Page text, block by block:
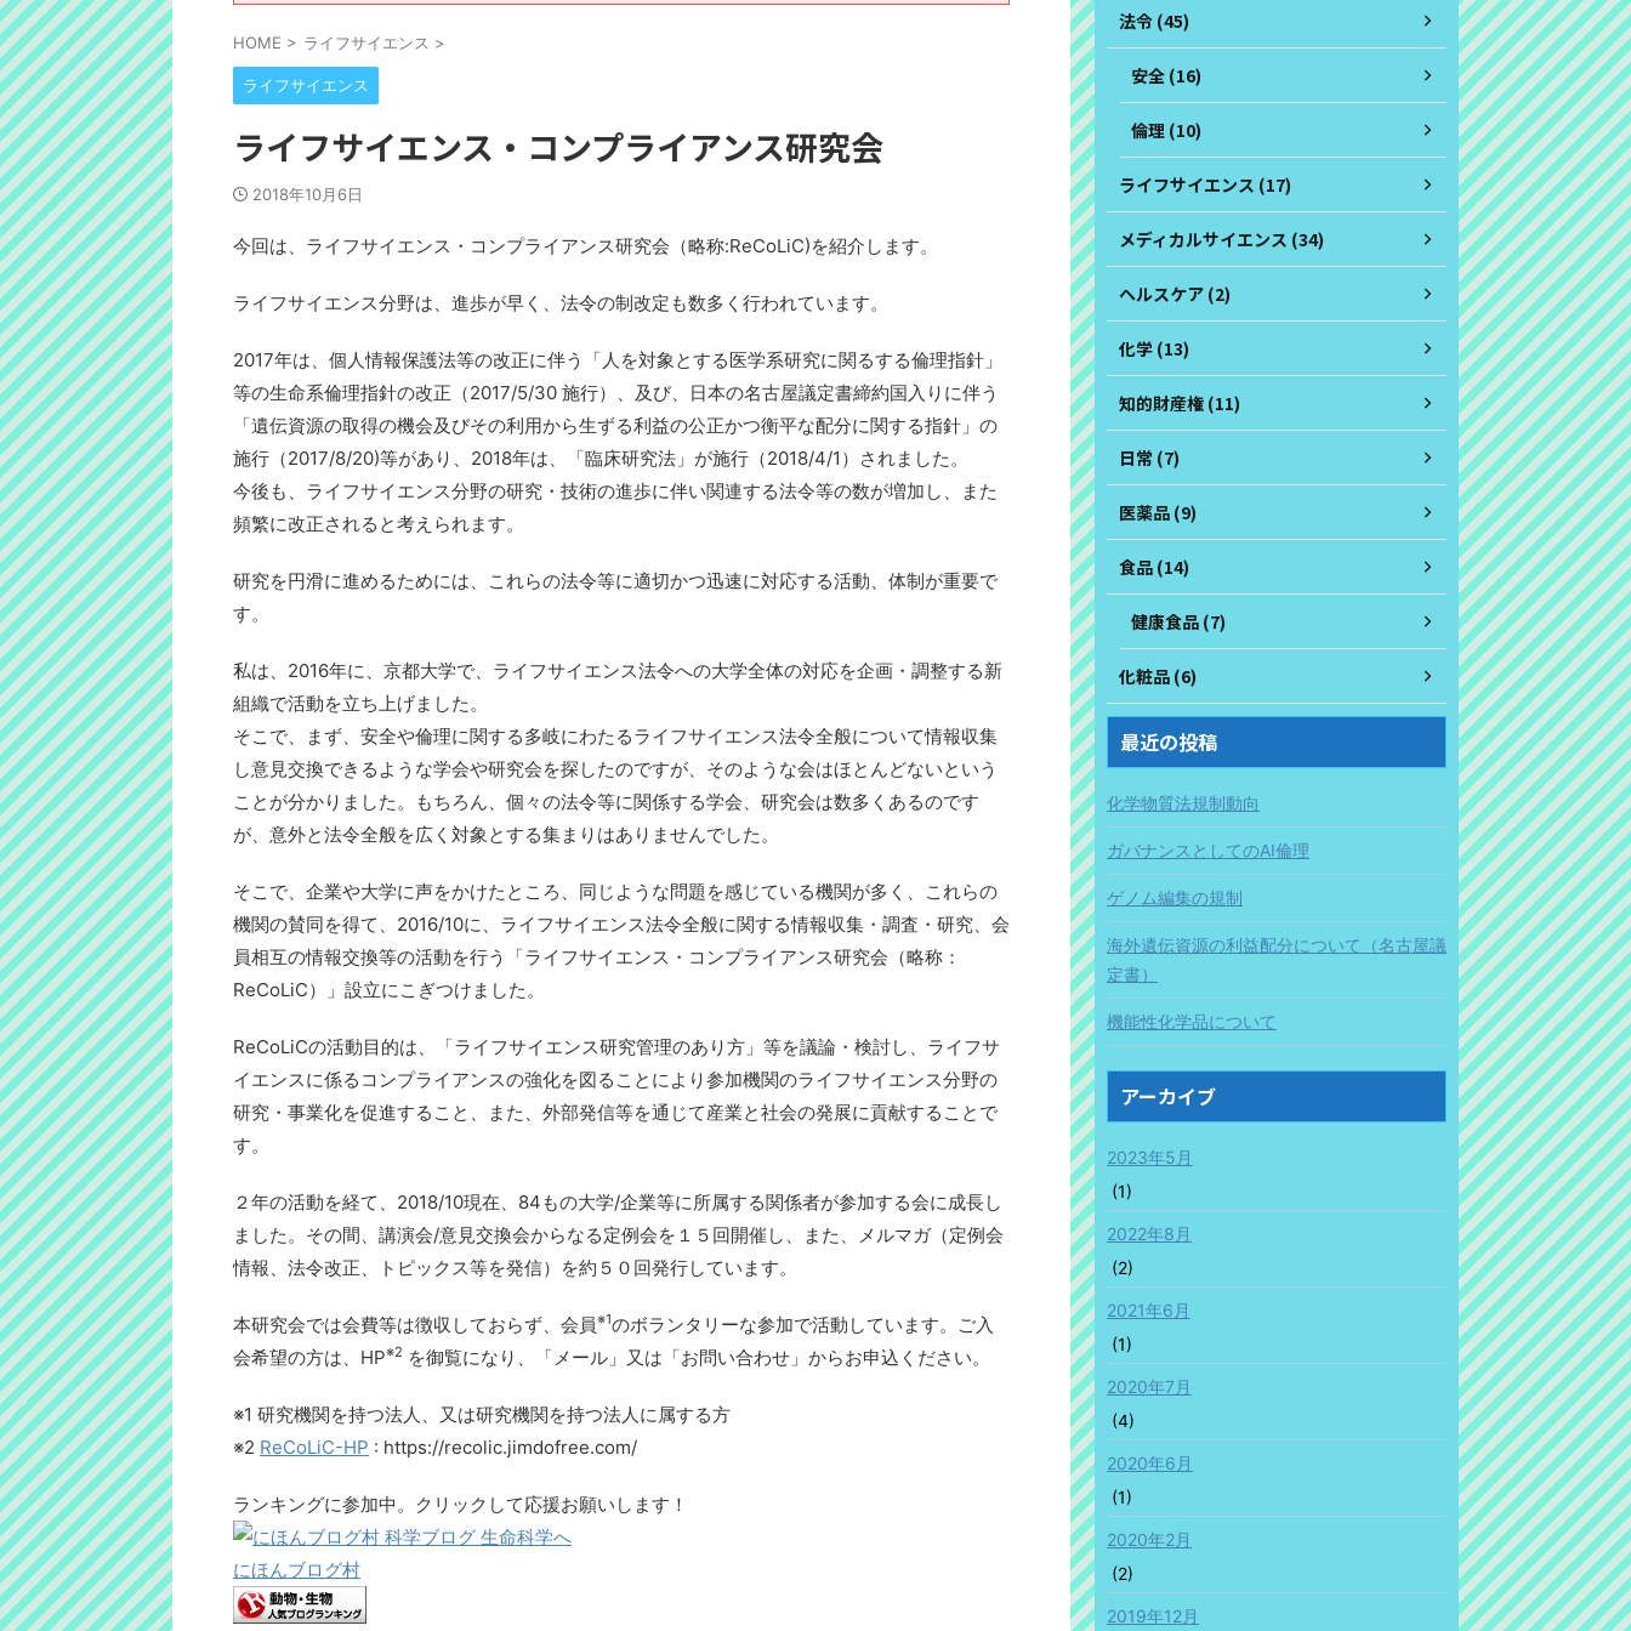
HOME > ライフサイエンス >
ライフサイエンス
ライフサイエンス・コンプライアンス研究会
2018年10月6日
今回は、ライフサイエンス・コンプライアンス研究会（略称:ReCoLiC)を紹介します。
ライフサイエンス分野は、進歩が早く、法令の制改定も数多く行われています。
2017年は、個人情報保護法等の改正に伴う「人を対象とする医学系研究に関るする倫理指針」
等の生命系倫理指針の改正（2017/5/30 施行）、及び、日本の名古屋議定書締約国入りに伴う
「遺伝資源の取得の機会及びその利用から生ずる利益の公正かつ衡平な配分に関する指針」の
施行（2017/8/20)等があり、2018年は、「臨床研究法」が施行（2018/4/1）されました。
今後も、ライフサイエンス分野の研究・技術の進歩に伴い関連する法令等の数が増加し、また
頻繁に改正されると考えられます。
研究を円滑に進めるためには、これらの法令等に適切かつ迅速に対応する活動、体制が重要で
す。
私は、2016年に、京都大学で、ライフサイエンス法令への大学全体の対応を企画・調整する新
組織で活動を立ち上げました。
そこで、まず、安全や倫理に関する多岐にわたるライフサイエンス法令全般について情報収集
し意見交換できるような学会や研究会を探したのですが、そのような会はほとんどないという
ことが分かりました。もちろん、個々の法令等に関係する学会、研究会は数多くあるのです
が、意外と法令全般を広く対象とする集まりはありませんでした。
そこで、企業や大学に声をかけたところ、同じような問題を感じている機関が多く、これらの
機関の賛同を得て、2016/10に、ライフサイエンス法令全般に関する情報収集・調査・研究、会
員相互の情報交換等の活動を行う「ライフサイエンス・コンプライアンス研究会（略称：
ReCoLiC）」設立にこぎつけました。
ReCoLiCの活動目的は、「ライフサイエンス研究管理のあり方」等を議論・検討し、ライフサ
イエンスに係るコンプライアンスの強化を図ることにより参加機関のライフサイエンス分野の
研究・事業化を促進すること、また、外部発信等を通じて産業と社会の発展に貢献することで
す。
２年の活動を経て、2018/10現在、84もの大学/企業等に所属する関係者が参加する会に成長し
ました。その間、講演会/意見交換会からなる定例会を１５回開催し、また、メルマガ（定例会
情報、法令改正、トピックス等を発信）を約５０回発行しています。
本研究会では会費等は徴収しておらず、会員※1のボランタリーな参加で活動しています。ご入
会希望の方は、HP※2 を御覧になり、「メール」又は「お問い合わせ」からお申込ください。
※1 研究機関を持つ法人、又は研究機関を持つ法人に属する方
※2 ReCoLiC-HP : https://recolic.jimdofree.com/
ランキングに参加中。クリックして応援お願いします！
にほんブログ村
法令 (45)
安全 (16)
倫理 (10)
ライフサイエンス (17)
メディカルサイエンス (34)
ヘルスケア (2)
化学 (13)
知的財産権 (11)
日常 (7)
医薬品 (9)
食品 (14)
健康食品 (7)
化粧品 (6)
最近の投稿
化学物質法規制動向
ガバナンスとしてのAI倫理
ゲノム編集の規制
海外遺伝資源の利益配分について（名古屋議
定書）
機能性化学品について
アーカイブ
2023年5月
(1)
2022年8月
(2)
2021年6月
(1)
2020年7月
(4)
2020年6月
(1)
2020年2月
(2)
2019年12月